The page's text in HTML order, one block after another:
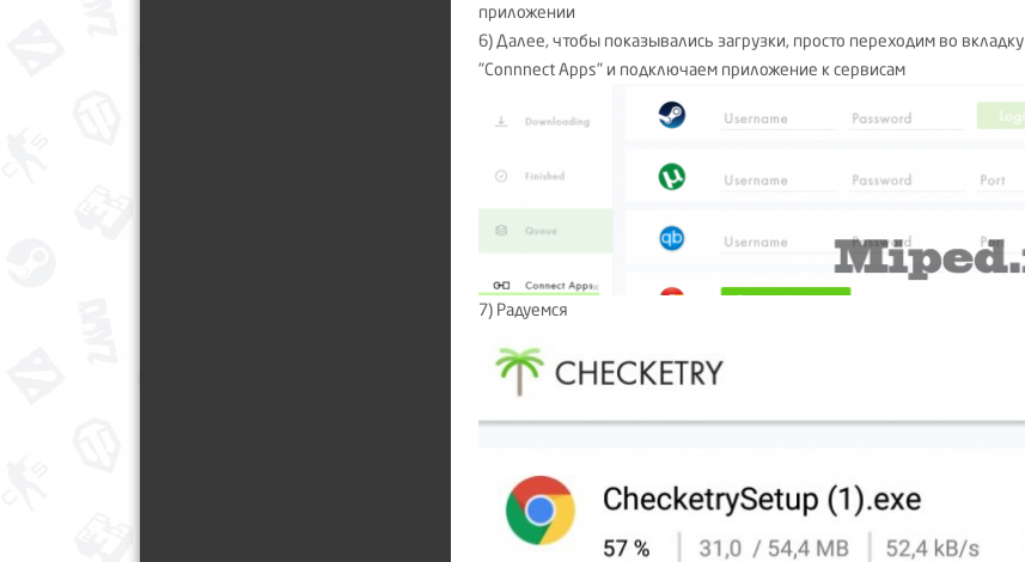
приложении
6) Далее, чтобы показывались загрузки, просто переходим во вкладку
"Connnect Apps" и подключаем приложение к сервисам
7) Радуемся